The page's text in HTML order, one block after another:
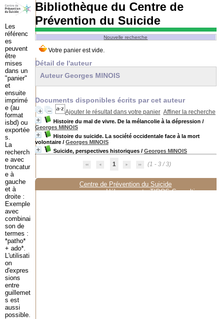
Bibliothèque du Centre de
Prévention du Suicide
Nouvelle recherche
Détail de l'auteur
Auteur Georges MINOIS
Documents disponibles écrits par cet auteur
Ajouter le résultat dans votre panier Affiner la recherche
Histoire du mal de vivre. De la mélancolie à la dépression /
Georges MINOIS
Histoire du suicide. La société occidentale face à la mort
volontaire/ Georges MINOIS
Suicide, perspectives historiques/ Georges MINOIS
1 (1 - 3 / 3)
Centre de Prévention du Suicide
Hébergement :TIPOS Consulting
Les
référenc
es
peuvent
être
mises
dans un
"panier"
et
ensuite
imprimé
e (au
format
isbd) ou
exportée
s.
La
recherch
e avec
troncatur
e à
gauche
et à
droite :
Exemple
avec
combinai
son de
termes :
*patho*
+ ado*.
L'utilisati
on
d'expres
sions
entre
guillemet
s est
aussi
possible.